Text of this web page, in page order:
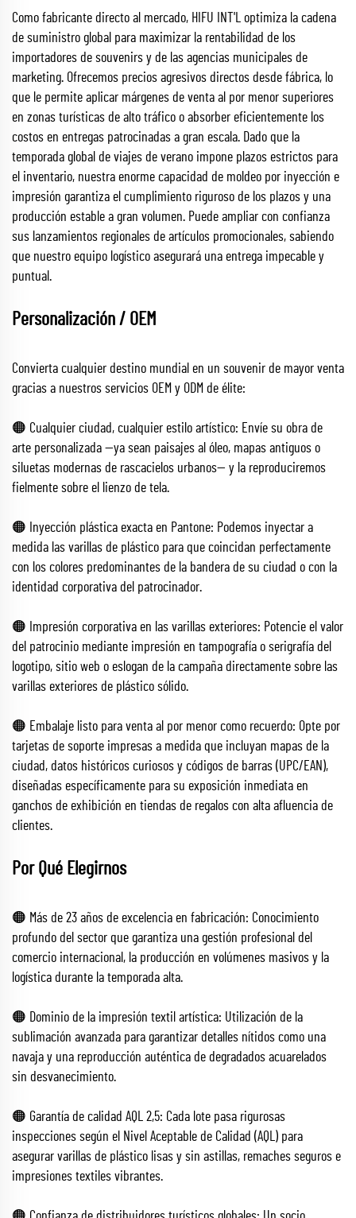
Como fabricante directo al mercado, HIFU INT'L optimiza la cadena
de suministro global para maximizar la rentabilidad de los
importadores de souvenirs y de las agencias municipales de
marketing. Ofrecemos precios agresivos directos desde fábrica, lo
que le permite aplicar márgenes de venta al por menor superiores
en zonas turísticas de alto tráfico o absorber eficientemente los
costos en entregas patrocinadas a gran escala. Dado que la
temporada global de viajes de verano impone plazos estrictos para
el inventario, nuestra enorme capacidad de moldeo por inyección e
impresión garantiza el cumplimiento riguroso de los plazos y una
producción estable a gran volumen. Puede ampliar con confianza
sus lanzamientos regionales de artículos promocionales, sabiendo
que nuestro equipo logístico asegurará una entrega impecable y
puntual.
Personalización / OEM
Convierta cualquier destino mundial en un souvenir de mayor venta
gracias a nuestros servicios OEM y ODM de élite:
🟠 Cualquier ciudad, cualquier estilo artístico: Envíe su obra de
arte personalizada —ya sean paisajes al óleo, mapas antiguos o
siluetas modernas de rascacielos urbanos— y la reproduciremos
fielmente sobre el lienzo de tela.
🟠 Inyección plástica exacta en Pantone: Podemos inyectar a
medida las varillas de plástico para que coincidan perfectamente
con los colores predominantes de la bandera de su ciudad o con la
identidad corporativa del patrocinador.
🟠 Impresión corporativa en las varillas exteriores: Potencie el valor
del patrocinio mediante impresión en tampografía o serigrafía del
logotipo, sitio web o eslogan de la campaña directamente sobre las
varillas exteriores de plástico sólido.
🟠 Embalaje listo para venta al por menor como recuerdo: Opte por
tarjetas de soporte impresas a medida que incluyan mapas de la
ciudad, datos históricos curiosos y códigos de barras (UPC/EAN),
diseñadas específicamente para su exposición inmediata en
ganchos de exhibición en tiendas de regalos con alta afluencia de
clientes.
Por Qué Elegirnos
🟠 Más de 23 años de excelencia en fabricación: Conocimiento
profundo del sector que garantiza una gestión profesional del
comercio internacional, la producción en volúmenes masivos y la
logística durante la temporada alta.
🟠 Dominio de la impresión textil artística: Utilización de la
sublimación avanzada para garantizar detalles nítidos como una
navaja y una reproducción auténtica de degradados acuarelados
sin desvanecimiento.
🟠 Garantía de calidad AQL 2,5: Cada lote pasa rigurosas
inspecciones según el Nivel Aceptable de Calidad (AQL) para
asegurar varillas de plástico lisas y sin astillas, remaches seguros e
impresiones textiles vibrantes.